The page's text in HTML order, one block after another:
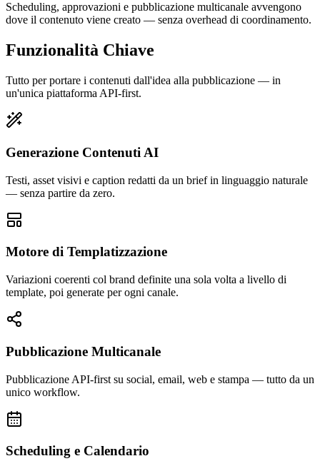
Scheduling, approvazioni e pubblicazione multicanale avvengono
dove il contenuto viene creato — senza overhead di coordinamento.
Funzionalità Chiave
Tutto per portare i contenuti dall'idea alla pubblicazione — in
un'unica piattaforma API-first.
Generazione Contenuti AI
Testi, asset visivi e caption redatti da un brief in linguaggio naturale
— senza partire da zero.
Motore di Templatizzazione
Variazioni coerenti col brand definite una sola volta a livello di
template, poi generate per ogni canale.
Pubblicazione Multicanale
Pubblicazione API-first su social, email, web e stampa — tutto da un
unico workflow.
Scheduling e Calendario